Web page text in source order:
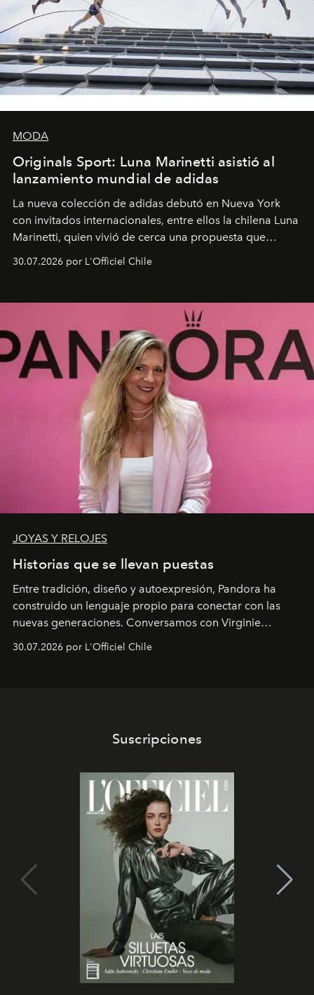
MODA
Originals Sport: Luna Marinetti asistió al
lanzamiento mundial de adidas
La nueva colección de adidas debutó en Nueva York
con invitados internacionales, entre ellos la chilena Luna
Marinetti, quien vivió de cerca una propuesta que
fusiona moda y rendimiento.
30.07.2026 por L'Officiel Chile
JOYAS Y RELOJES
Historias que se llevan puestas
Entre tradición, diseño y autoexpresión, Pandora ha
construido un lenguaje propio para conectar con las
nuevas generaciones. Conversamos con Virginie
Dubray, la responsable de marketing para
Latinoamérica, sobre identidad, cultura y el valor
30.07.2026 por L'Officiel Chile
Suscripciones